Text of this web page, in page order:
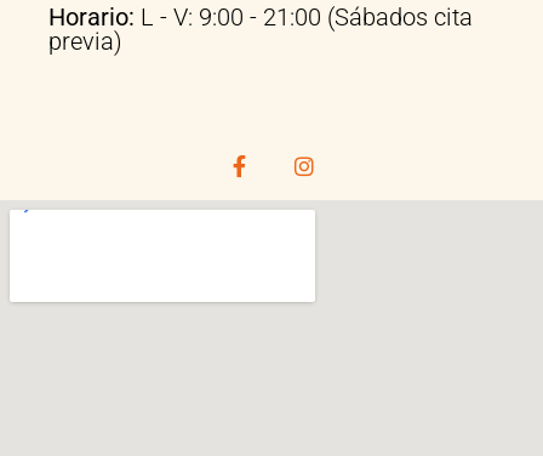
Horario: L - V: 9:00 - 21:00 (Sábados cita
previa)